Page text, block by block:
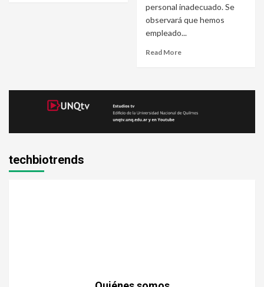
personal inadecuado. Se
observará que hemos
empleado...
Read More
techbiotrends